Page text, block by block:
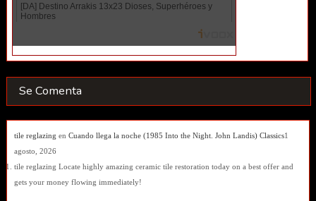
Se Comenta
tile reglazing en Cuando llega la noche (1985 Into the Night. John Landis) Classics1
agosto, 2026
tile reglazing Locate highly amazing ceramic tile restoration today on a best offer and
gets your money flowing immediately!